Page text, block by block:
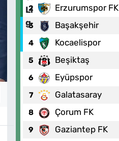
2 Erzurumspor FK
3 Başakşehir
4 Kocaelispor
5 Beşiktaş
6 Eyüpspor
7 Galatasaray
8 Çorum FK
9 Gaziantep FK